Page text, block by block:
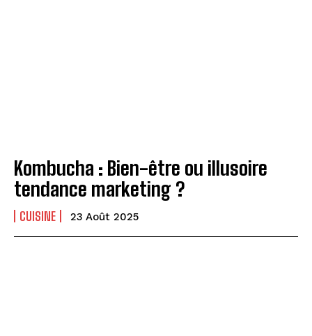
Kombucha : Bien-être ou illusoire
tendance marketing ?
CUISINE 23 Août 2025